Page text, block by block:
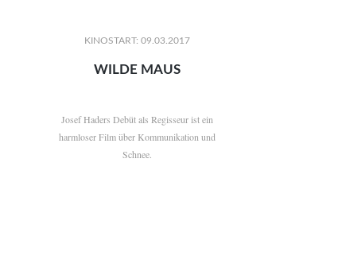
KINOSTART: 09.03.2017
WILDE MAUS
Josef Haders Debüt als Regisseur ist ein
harmloser Film über Kommunikation und
Schnee.